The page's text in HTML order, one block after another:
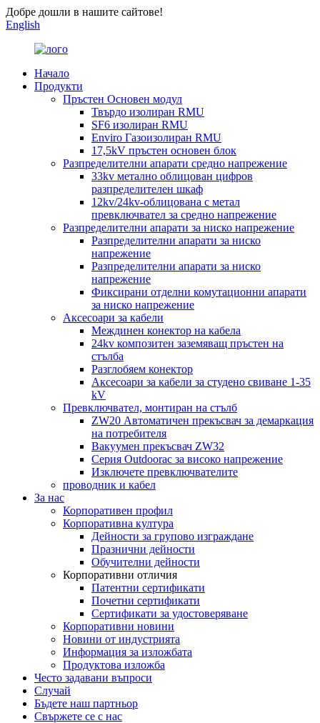
Добре дошли в нашите сайтове!
English
Начало
Продукти
Пръстен Основен модул
Твърдо изолиран RMU
SF6 изолиран RMU
Enviro Газоизолиран RMU
17,5kV пръстен основен блок
Разпределителни апарати средно напрежение
33kv метално облицован цифров
разпределителен шкаф
12kv/24kv-облицована с метал
превключвател за средно напрежение
Разпределителни апарати за ниско напрежение
Разпределителни апарати за ниско
напрежение
Разпределителни апарати за ниско
напрежение
Фиксирани отделни комутационни апарати
за ниско напрежение
Аксесоари за кабели
Междинен конектор на кабела
24kv композитен заземяващ пръстен на
стълба
Разглобяем конектор
Аксесоари за кабели за студено свиване 1-35
kV
Превключвател, монтиран на стълб
ZW20 Автоматичен прекъсвач за демаркация
на потребителя
Вакуумен прекъсвач ZW32
Серия Outdoorac за високо напрежение
Изключете превключвателите
проводник и кабел
За нас
Корпоративен профил
Корпоративна култура
Дейности за групово изграждане
Празнични дейности
Обучителни дейности
Корпоративни отличия
Патентни сертификати
Почетни сертификати
Сертификати за удостоверяване
Корпоративни новини
Новини от индустрията
Информация за изложбата
Продуктова изложба
Често задавани въпроси
Случай
Бъдете наш партньор
Свържете се с нас